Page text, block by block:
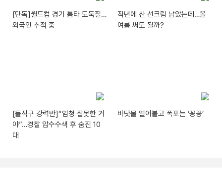
[단독]월드컵 경기 틈타 도둑질…
외국인 추적 중
작년에 산 선크림 남았는데…올
여름 써도 될까?
[돌직구 강력반]“엄청 잘못한 거
야”…경찰 압수수색 후 숨진 10
대
바닷물 얼어붙고 폭포는 ‘꽁꽁’